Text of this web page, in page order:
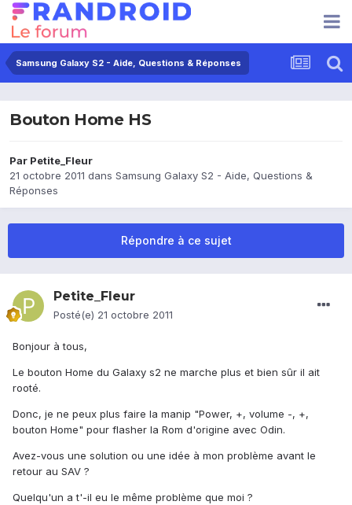
Samsung Galaxy S2 - Aide, Questions & Réponses
Bouton Home HS
Par Petite_Fleur
21 octobre 2011 dans Samsung Galaxy S2 - Aide, Questions &
Réponses
Répondre à ce sujet
Petite_Fleur
Posté(e) 21 octobre 2011
Bonjour à tous,
Le bouton Home du Galaxy s2 ne marche plus et bien sûr il ait
rooté.
Donc, je ne peux plus faire la manip "Power, +, volume -, +,
bouton Home" pour flasher la Rom d'origine avec Odin.
Avez-vous une solution ou une idée à mon problème avant le
retour au SAV ?
Quelqu'un a t'-il eu le même problème que moi ?